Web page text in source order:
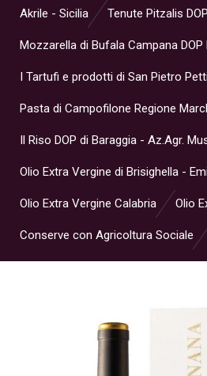
Akrile - Sicilia Tenute Pitzalis
Mozzarella di Bufala Campana
I Tartufi e prodotti di San Pietro
Pasta di Campofilone Regione
Il Riso DOP di Baraggia - Az.Agr.
Olio Extra Vergine di Brisighella -
Olio Extra Vergine Calabria Olio
Conserve con Agricoltura Sociale